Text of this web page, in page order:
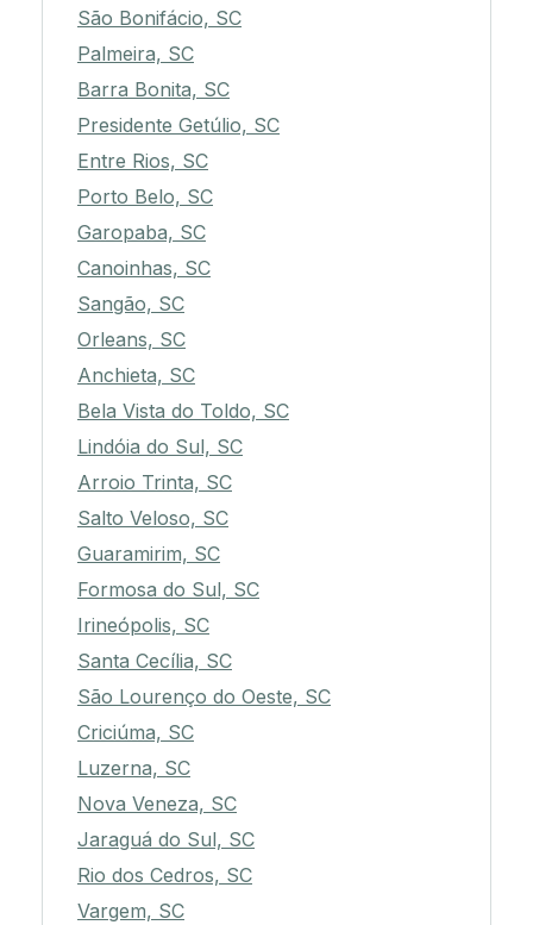
São Bonifácio, SC
Palmeira, SC
Barra Bonita, SC
Presidente Getúlio, SC
Entre Rios, SC
Porto Belo, SC
Garopaba, SC
Canoinhas, SC
Sangão, SC
Orleans, SC
Anchieta, SC
Bela Vista do Toldo, SC
Lindóia do Sul, SC
Arroio Trinta, SC
Salto Veloso, SC
Guaramirim, SC
Formosa do Sul, SC
Irineópolis, SC
Santa Cecília, SC
São Lourenço do Oeste, SC
Criciúma, SC
Luzerna, SC
Nova Veneza, SC
Jaraguá do Sul, SC
Rio dos Cedros, SC
Vargem, SC